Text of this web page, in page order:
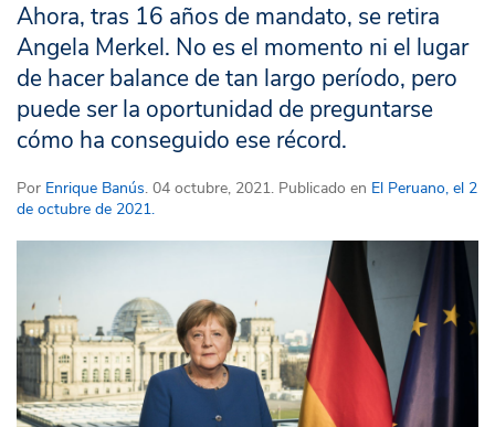
Ahora, tras 16 años de mandato, se retira
Angela Merkel. No es el momento ni el lugar
de hacer balance de tan largo período, pero
puede ser la oportunidad de preguntarse
cómo ha conseguido ese récord.
Por Enrique Banús. 04 octubre, 2021. Publicado en El Peruano, el 2
de octubre de 2021.